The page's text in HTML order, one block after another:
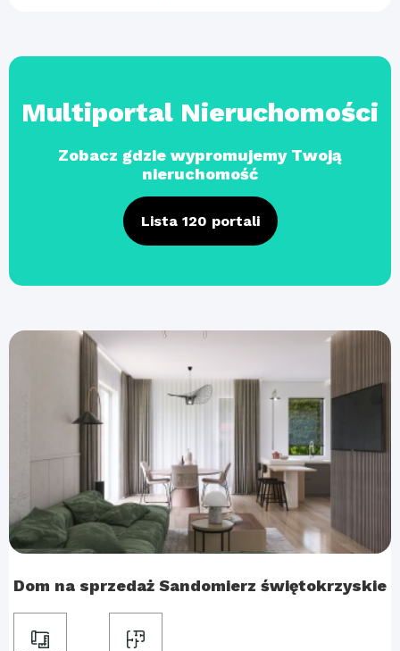
Multiportal Nieruchomości
Zobacz gdzie wypromujemy Twoją
nieruchomość
Lista 120 portali
Dom na sprzedaż Sandomierz świętokrzyskie